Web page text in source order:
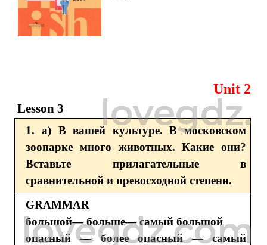
Unit 2
Lesson 3
1. a) В вашей культуре. В московском
зоопарке много животных. Какие они?
Вставьте прилагательные в
сравнительной и превосходной степени.
GRAMMAR
большой— больше— самый большой
опасный — более опасный — самый